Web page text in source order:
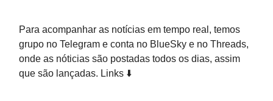
Para acompanhar as notícias em tempo real, temos
grupo no Telegram e conta no BlueSky e no Threads,
onde as nóticias são postadas todos os dias, assim
que são lançadas. Links ⬇️